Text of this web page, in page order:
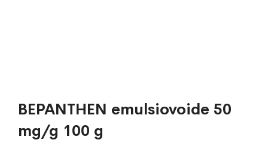
BEPANTHEN emulsiovoide 50
mg/g 100 g